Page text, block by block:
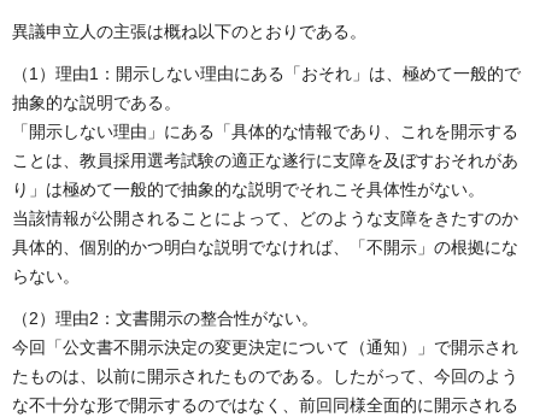
異議申立人の主張は概ね以下のとおりである。
（1）理由1：開示しない理由にある「おそれ」は、極めて一般的で
抽象的な説明である。
「開示しない理由」にある「具体的な情報であり、これを開示する
ことは、教員採用選考試験の適正な遂行に支障を及ぼすおそれがあ
り」は極めて一般的で抽象的な説明でそれこそ具体性がない。
当該情報が公開されることによって、どのような支障をきたすのか
具体的、個別的かつ明白な説明でなければ、「不開示」の根拠にな
らない。
（2）理由2：文書開示の整合性がない。
今回「公文書不開示決定の変更決定について（通知）」で開示され
たものは、以前に開示されたものである。したがって、今回のよう
な不十分な形で開示するのではなく、前回同様全面的に開示される